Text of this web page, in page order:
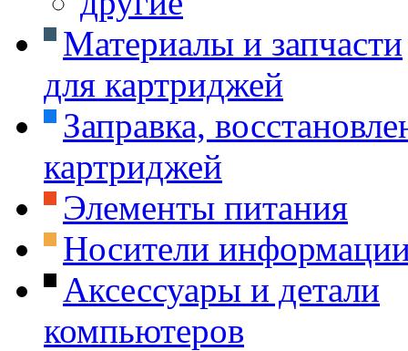
Материалы и запчасти
для картриджей
Заправка,
картриджей
Элементы питания
Носители
Аксессуары и детали
компьютеров